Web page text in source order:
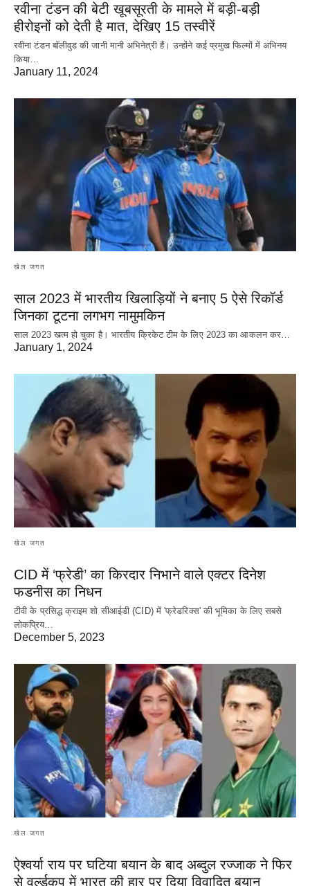
रवीना टंडन की बेटी खूबसूरती के मामले में बड़ी-बड़ी
हीरोइनों को देती है मात, देखिए 15 तस्वीरें
रवीना टंडन बॉलीवुड की जानी मानी अभिनेत्री हैं। उन्होंने कई प्रमुख फिल्मों में अभिनय
किया…
January 11, 2024
खेल जगत
साल 2023 में भारतीय खिलाड़ियों ने बनाए 5 ऐसे रिकॉर्ड
जिनका टूटना लगभग नामुमकिन
साल 2023 खत्म हो चुका है। भारतीय क्रिकेट‌ टीम के लिए 2023 का आकलन कर…
January 1, 2024
खेल जगत
CID में ‘फ्रेडी’ का किरदार निभाने वाले एक्टर दिनेश
फडनीस का निधन
टीवी के प्रसिद्ध क्राइम शो सीआईडी (CID) में 'फ्रेडरिक्स' की भूमिका के लिए सबसे
लोकप्रिय…
December 5, 2023
खेल जगत
ऐश्वर्या राय पर‌ घटिया बयान के बाद अब्दुल रज्जाक ने फिर
से वर्ल्डकप में भारत की हार पर दिया विवादित बयान